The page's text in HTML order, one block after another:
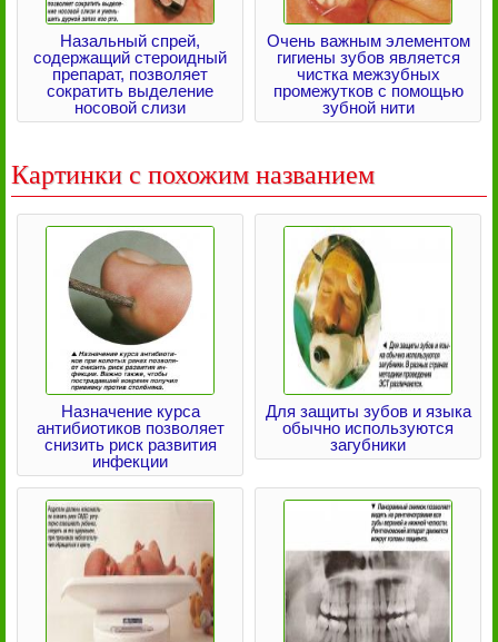
Назальный спрей,
содержащий стероидный
препарат, позволяет
сократить выделение
носовой слизи
Очень важным элементом
гигиены зубов является
чистка межзубных
промежутков с помощью
зубной нити
Картинки с похожим названием
Назначение курса
антибиотиков позволяет
снизить риск развития
инфекции
Для защиты зубов и языка
обычно используются
загубники